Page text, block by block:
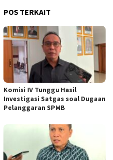
POS TERKAIT
Komisi IV Tunggu Hasil
Investigasi Satgas soal Dugaan
Pelanggaran SPMB